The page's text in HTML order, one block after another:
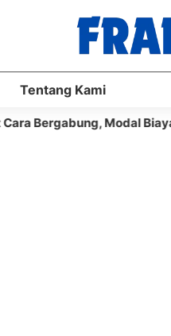
Tentang Kami
Modal Biaya Harga 8